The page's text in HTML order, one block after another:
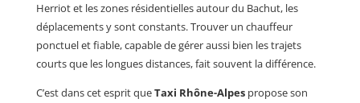
Herriot et les zones résidentielles autour du Bachut, les
déplacements y sont constants. Trouver un chauffeur
ponctuel et fiable, capable de gérer aussi bien les trajets
courts que les longues distances, fait souvent la différence.
C’est dans cet esprit queTaxi Rhône-Alpespropose son